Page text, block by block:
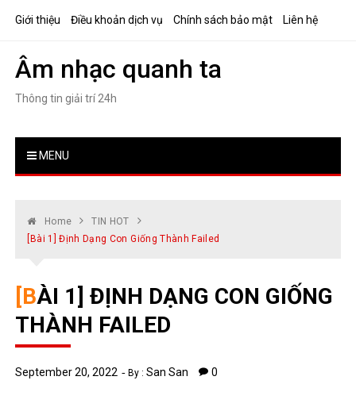
Giới thiệu Điều khoản dịch vụ Chính sách bảo mật Liên hệ
Âm nhạc quanh ta
Thông tin giải trí 24h
MENU
Home
TIN HOT
[Bài 1] Định Dạng Con Giống Thành Failed
[BÀI 1] ĐỊNH DẠNG CON GIỐNG
THÀNH FAILED
September 20, 2022 By :San San 0